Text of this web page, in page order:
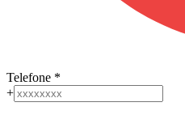
Telefone *
+